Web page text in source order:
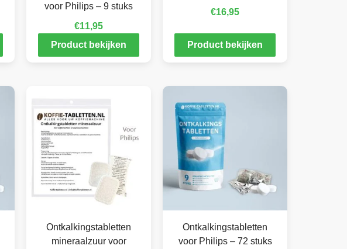
voor Philips – 9 stuks
€11,95
Product bekijken
€16,95
Product bekijken
Ontkalkingstabletten
mineraalzuur voor
Ontkalkingstabletten
voor Philips – 72 stuks